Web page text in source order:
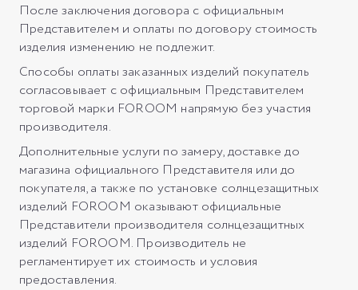
После заключения договора с официальным
Представителем и оплаты по договору стоимость
изделия изменению не подлежит.
Способы оплаты заказанных изделий покупатель
согласовывает с официальным Представителем
торговой марки FOROOM напрямую без участия
производителя.
Дополнительные услуги по замеру, доставке до
магазина официального Представителя или до
покупателя, а также по установке солнцезащитных
изделий FOROOM оказывают официальные
Представители производителя солнцезащитных
изделий FOROOM. Производитель не
регламентирует их стоимость и условия
предоставления.